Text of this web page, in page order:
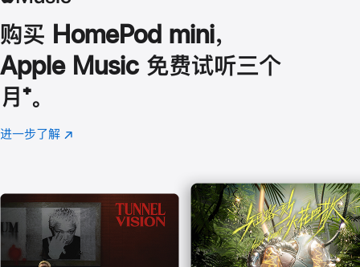
购买 HomePod mini，
Apple Music 免费试听三个
月 脚
注
⁺。
进一步了解 Apple
(在
口
中
打
开)